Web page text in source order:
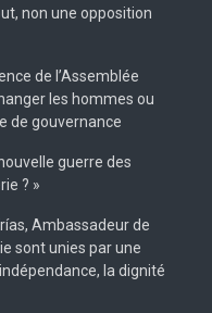
non une opposition
de l’Assemblée
les hommes ou
de gouvernance
guerre des
? »
Ambassadeur de
sont unies par une
la dignité